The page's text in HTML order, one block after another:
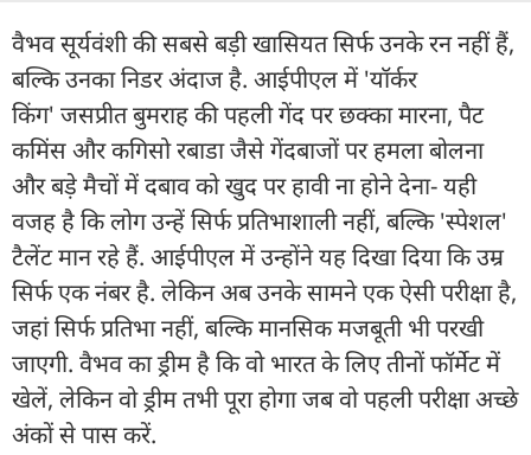
वैभव सूर्यवंशी की सबसे बड़ी खासियत सिर्फ उनके रन नहीं हैं,
बल्कि उनका निडर अंदाज है. आईपीएल में 'यॉर्कर
किंग' जसप्रीत बुमराह की पहली गेंद पर छक्का मारना, पैट
कमिंस और कगिसो रबाडा जैसे गेंदबाजों पर हमला बोलना
और बड़े मैचों में दबाव को खुद पर हावी ना होने देना- यही
वजह है कि लोग उन्हें सिर्फ प्रतिभाशाली नहीं, बल्कि 'स्पेशल'
टैलेंट मान रहे हैं. आईपीएल में उन्होंने यह दिखा दिया कि उम्र
सिर्फ एक नंबर है. लेकिन अब उनके सामने एक ऐसी परीक्षा है,
जहां सिर्फ प्रतिभा नहीं, बल्कि मानसिक मजबूती भी परखी
जाएगी. वैभव का ड्रीम है कि वो भारत के लिए तीनों फॉर्मेट में
खेलें, लेकिन वो ड्रीम तभी पूरा होगा जब वो पहली परीक्षा अच्छे
अंकों से पास करें.